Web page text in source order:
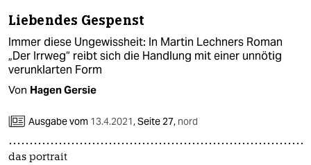
wahrheit
verlag
verlag
Liebendes Gespenst
Immer diese Ungewissheit: In Martin Lechners Roman
„Der Irrweg“ reibt sich die Handlung mit einer unnötig
verunklarten Form
Von Hagen Gersie
Ausgabe vom 13.4.2021,Seite 27, nord
das portrait